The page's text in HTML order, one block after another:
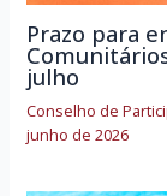
Prazo para
julho
Conselho de
junho de 2026